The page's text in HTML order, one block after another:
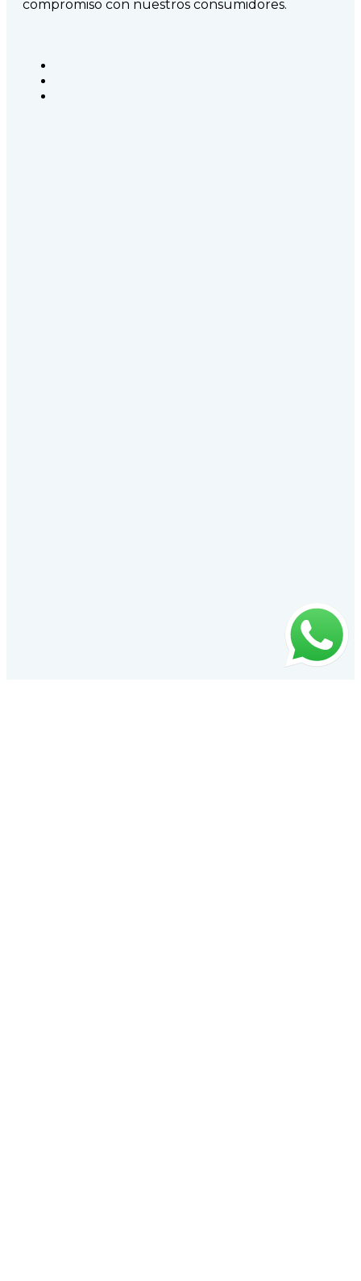
compromiso con nuestros consumidores.